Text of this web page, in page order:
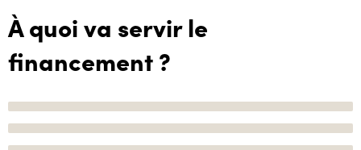
À quoi va servir le
financement ?